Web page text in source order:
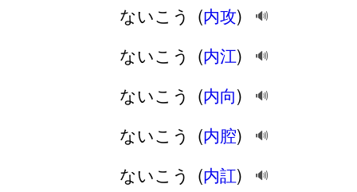
ないこう (内攻) 🔊
ないこう (内江) 🔊
ないこう (内向) 🔊
ないこう (内腔) 🔊
ないこう (内訌) 🔊